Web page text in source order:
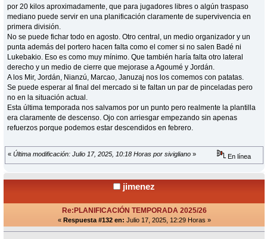
por 20 kilos aproximadamente, que para jugadores libres o algún traspaso
mediano puede servir en una planificación claramente de supervivencia en
primera división.
No se puede fichar todo en agosto. Otro central, un medio organizador y un
punta además del portero hacen falta como el comer si no salen Badé ni
Lukebakio. Eso es como muy mínimo. Que también haría falta otro lateral
derecho y un medio de cierre que mejorase a Agoumé y Jordán.
A los Mir, Jordán, Nianzú, Marcao, Januzaj nos los comemos con patatas.
Se puede esperar al final del mercado si te faltan un par de pinceladas pero
no en la situación actual.
Esta última temporada nos salvamos por un punto pero realmente la plantilla
era claramente de descenso. Ojo con arriesgar empezando sin apenas
refuerzos porque podemos estar descendidos en febrero.
« Última modificación: Julio 17, 2025, 10:18 Horas por sivigliano » En línea
jimenez
Re:PLANIFICACIÓN TEMPORADA 2025/26
« Respuesta #132 en: Julio 17, 2025, 12:29 Horas »